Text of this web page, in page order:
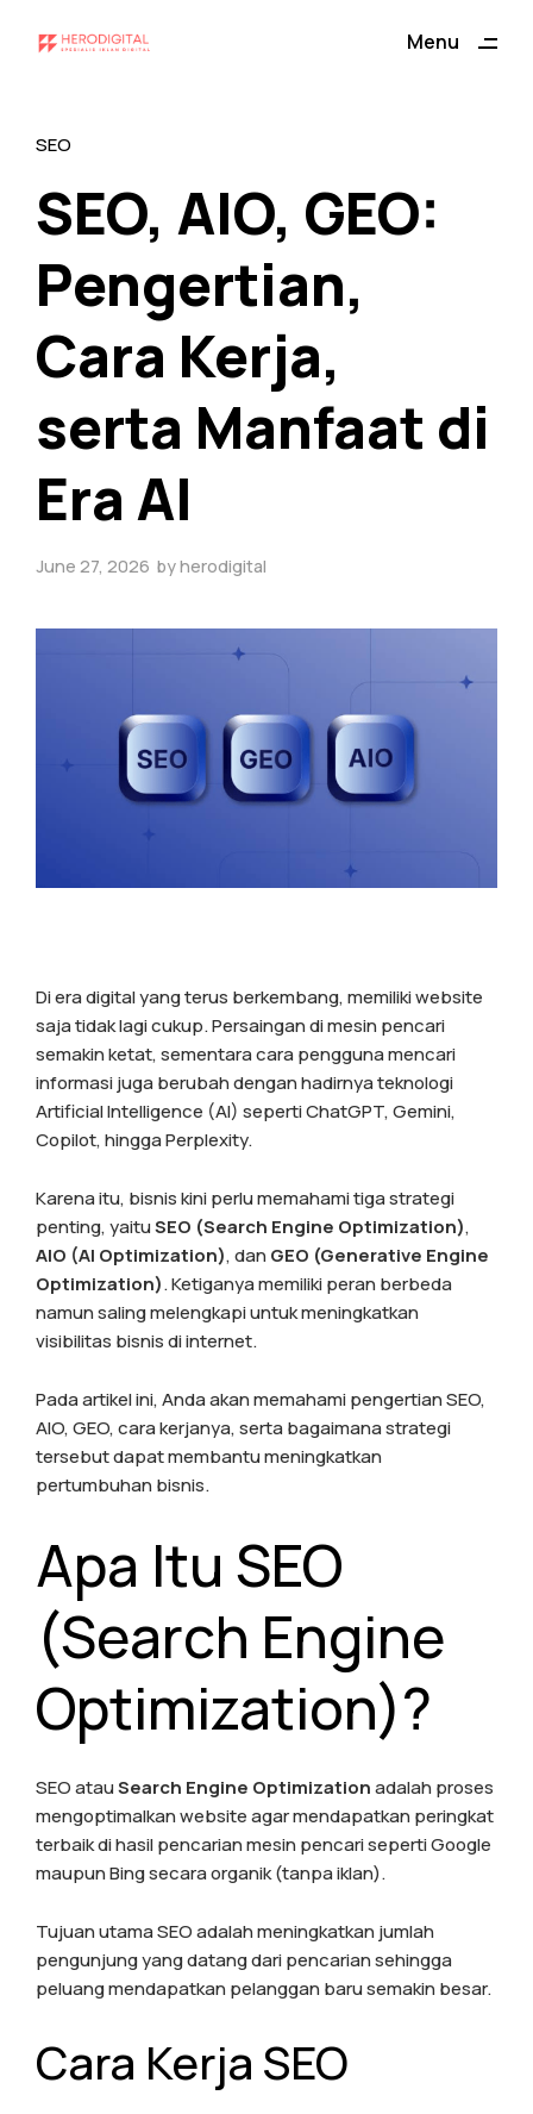
Menu
SEO
SEO, AIO, GEO:
Pengertian,
Cara Kerja,
serta Manfaat di
Era AI
June 27, 2026 byherodigital
Di era digital yang terus berkembang, memiliki website
saja tidak lagi cukup. Persaingan di mesin pencari
semakin ketat, sementara cara pengguna mencari
informasi juga berubah dengan hadirnya teknologi
Artificial Intelligence (AI) seperti ChatGPT, Gemini,
Copilot, hingga Perplexity.
Karena itu, bisnis kini perlu memahami tiga strategi
penting, yaituSEO (Search Engine Optimization),
AIO (AI Optimization), dan GEO (Generative Engine
Optimization). Ketiganya memiliki peran berbeda
namun saling melengkapi untuk meningkatkan
visibilitas bisnis di internet.
Pada artikel ini, Anda akan memahami pengertian SEO,
AIO, GEO, cara kerjanya, serta bagaimana strategi
tersebut dapat membantu meningkatkan
pertumbuhan bisnis.
Apa Itu SEO
(Search Engine
Optimization)?
SEO atauSearch Engine Optimizationadalah proses
mengoptimalkan website agar mendapatkan peringkat
terbaik di hasil pencarian mesin pencari seperti Google
maupun Bing secara organik (tanpa iklan).
Tujuan utama SEO adalah meningkatkan jumlah
pengunjung yang datang dari pencarian sehingga
peluang mendapatkan pelanggan baru semakin besar.
Cara Kerja SEO